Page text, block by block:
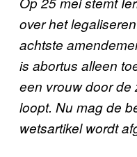
over het
achtste
is abortus alleen
een vrouw door
loopt. Nu mag de
wetsartikel wordt